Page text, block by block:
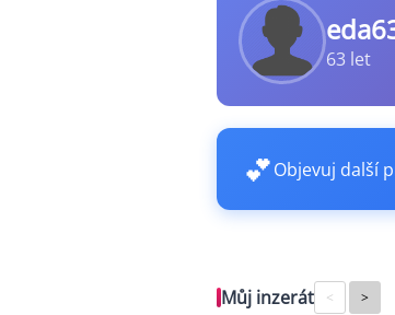
63 let
💕Objevuj další
Můj inzerát < >